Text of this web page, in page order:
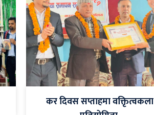
कर दिवस सप्ताहमा वक्तिृत्वकला